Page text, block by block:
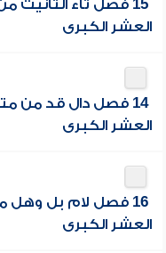
15 فصل تاء
العشر الكبرى
14 فصل دال قد من
العشر الكبرى
16 فصل لام بل وهل
العشر الكبرى